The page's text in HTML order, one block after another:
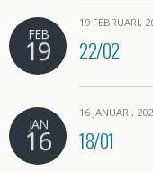
FEB
19
19 FEBRUARI,
22/02
JAN
16
16 JANUARI,
18/01